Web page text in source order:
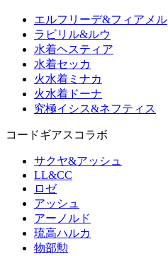
エルフリーデ&フィアメル
ラビリル&ルウ
水着ヘスティア
水着セッカ
火水着ミナカ
火水着ドーナ
究極イシス&ネフティス
コードギアスコラボ
サクヤ&アッシュ
LL&CC
ロゼ
アッシュ
アーノルド
琉高ハルカ
物部勲